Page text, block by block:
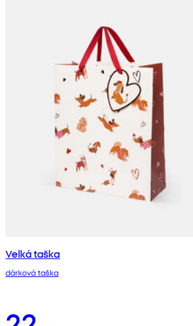
Velká taška
dárková taška